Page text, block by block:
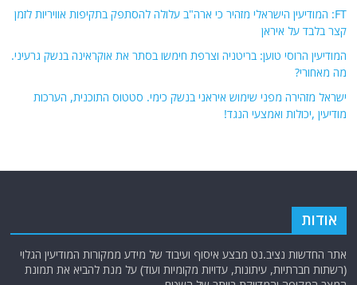
FT: המודיעין הישראלי מזהיר כי ארה"ב עלולה להסתפק בתקיפות אוויריות לזמן
קצר בלבד על איראן
המודיעין הרוסי טוען: בריטניה וצרפת חימשו בסתר את אוקראינה בנשק גרעיני.
מה מאחורי?
ישראל מזהירה מפני שימוש איראני בנשק כימי. סטטוס התוכנית, הערכות
מודיעין ,יכולות ואמצעי הנגד!
אודות
אתר החדשות נציב.נט מבצע איסוף ועיבוד של מידע ממקורות המודיעין הגלוי
(רשתות חברתיות, עיתונות, עדויות מקומיות ועוד) על מנת להביא את תמונת